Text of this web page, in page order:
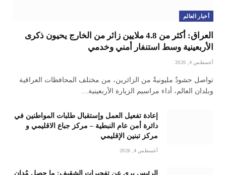
أخبار العالم
العراق: أكثر من 4.8 ملايين زائر من الخارج يحيون ذكرى
الأربعينية وسط استنفار أمني وخدمي
أغسطس 4, 2026
تواصل حشودٌ مليونيةٌ من الزائرين، من مختلف المحافظات العراقية
وبلدان العالم، أداء مراسيم الزيارة الأربعينية…
إعادة تفعيل العمل وإستقبال طلبات المواطنين في
دائرة أمن عام النبطية – مركز جباع الاقليمي و
مركز تبنين الإقليمي
أغسطس 4, 2026
الرئيس بري عن تفجيرات الشقيف: ما حصل مُدان